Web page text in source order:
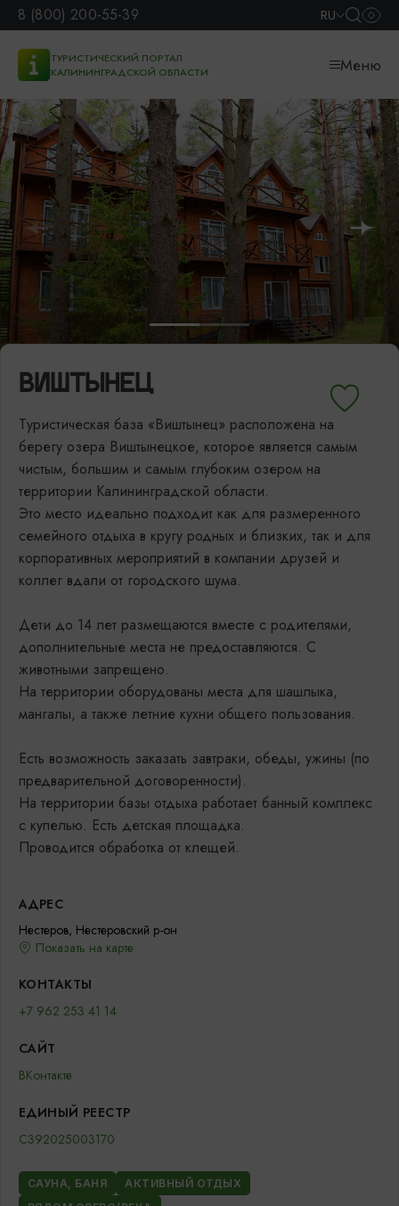
8 (800) 200-55-39 RU
ТУРИСТИЧЕСКИЙ ПОРТАЛ
КАЛИНИНГРАДСКОЙ ОБЛАСТИ
Меню
ВИШТЫНЕЦ
Туристическая база «Виштынец» расположена на
берегу озера Виштынецкое, которое является самым
чистым, большим и самым глубоким озером на
территории Калининградской области.
Это место идеально подходит как для размеренного
семейного отдыха в кругу родных и близких, так и для
корпоративных мероприятий в компании друзей и
коллег вдали от городского шума.
Дети до 14 лет размещаются вместе с родителями,
дополнительные места не предоставляются. С
животными запрещено.
На территории оборудованы места для шашлыка,
мангалы, а также летние кухни общего пользования.
Есть возможность заказать завтраки, обеды, ужины (по
предварительной договоренности).
На территории базы отдыха работает банный комплекс
с купелью. Есть детская площадка.
Проводится обработка от клещей.
АДРЕС
Нестеров, Нестеровский р-он
Показать на карте
КОНТАКТЫ
+7 962 253 41 14
САЙТ
ВКонтакте
ЕДИНЫЙ РЕЕСТР
С392025003170
САУНА, БАНЯ
АКТИВНЫЙ ОТДЫХ